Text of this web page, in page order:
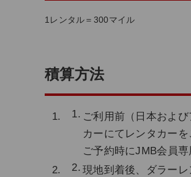
1レンタル＝300マイル
積算方法
ご利用前（日本およ
カーにてレンタカーを
ご予約時にJMB会員
現地到着後、ダラー